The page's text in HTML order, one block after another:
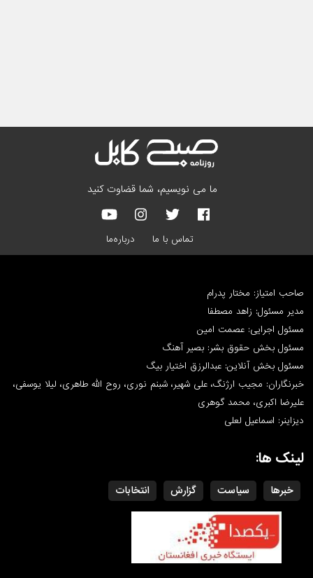
ما می نویسیم، شما قضاوت کنید
تماس با ما درباره‌ما
صاحب امتیاز: مختار پدرام
مدیر مسئول: زاهد مصطفا
مسئول اجرایی: عصمت امین
مسئول بخش حقوق بشر: بصیر آهنگ
مسئول بخش آنلاین: عبدالرزق اختیار بیگ
خبرنگاران: مجیب ارژنگ، علی شهیر، شبنم نوری، روح الله طاهری، لیلا یوسفی،
علیرضا اکبری، محمد گوهری
دیزاینر: اسماعیل لعلی
لینک ها:
خبرها سیاست گزارش انتخابات